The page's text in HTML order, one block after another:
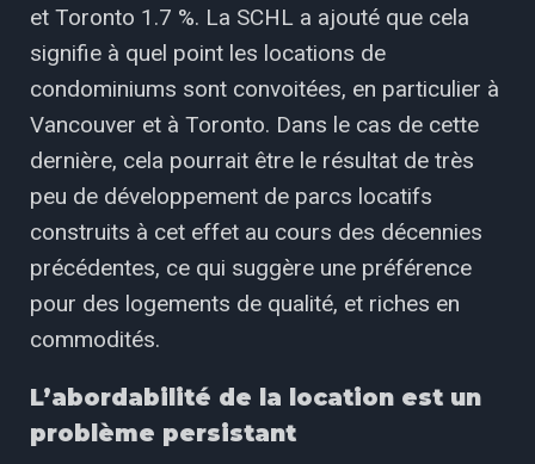
et Toronto 1.7 %. La SCHL a ajouté que cela
signifie à quel point les locations de
condominiums sont convoitées, en particulier à
Vancouver et à Toronto. Dans le cas de cette
dernière, cela pourrait être le résultat de très
peu de développement de parcs locatifs
construits à cet effet au cours des décennies
précédentes, ce qui suggère une préférence
pour des logements de qualité, et riches en
commodités.
L’abordabilité de la location est un
problème persistant